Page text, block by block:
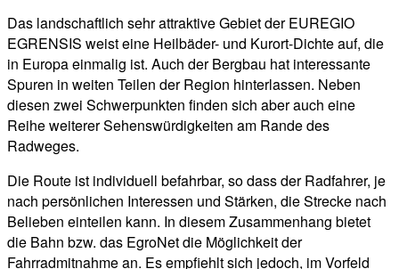
Das landschaftlich sehr attraktive Gebiet der EUREGIO
EGRENSIS weist eine Heilbäder- und Kurort-Dichte auf, die
in Europa einmalig ist. Auch der Bergbau hat interessante
Spuren in weiten Teilen der Region hinterlassen. Neben
diesen zwei Schwerpunkten finden sich aber auch eine
Reihe weiterer Sehenswürdigkeiten am Rande des
Radweges.
Die Route ist individuell befahrbar, so dass der Radfahrer, je
nach persönlichen Interessen und Stärken, die Strecke nach
Belieben einteilen kann. In diesem Zusammenhang bietet
die Bahn bzw. das EgroNet die Möglichkeit der
Fahrradmitnahme an. Es empfiehlt sich jedoch, im Vorfeld